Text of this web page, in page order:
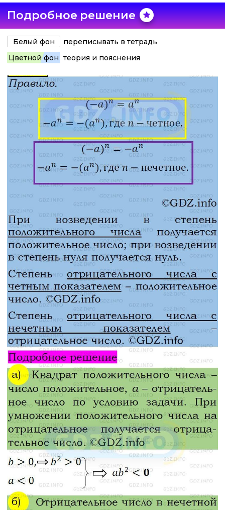
Подробное решение
Белый фон
переписывать в тетрадь
Цветной фон теория и пояснения